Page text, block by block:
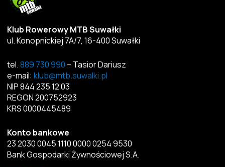
Klub Rowerowy MTB Suwałki
ul. Konopnickiej 7A/7, 16-400 Suwałki
tel.889 730 990 – Tasior Dariusz
e-mail: klub@mtb.suwalki.pl
NIP 844 235 12 03
REGON 200752923
KRS 0000445489
Konto bankowe
23 2030 0045 1110 0000 0254 9530
Bank Gospodarki Żywnościowej S.A.